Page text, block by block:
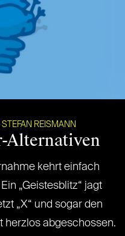
STEFAN REISMANN
Alternativen
kehrt einfach
„Geistesblitz“ jagt
„X“ und sogar den
herzlos abgeschossen.